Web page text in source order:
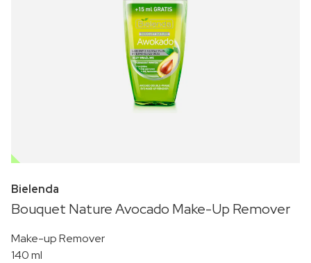
OUTLET
Bielenda
Bouquet Nature Avocado Make-Up Remover
Make-up Remover
140 ml